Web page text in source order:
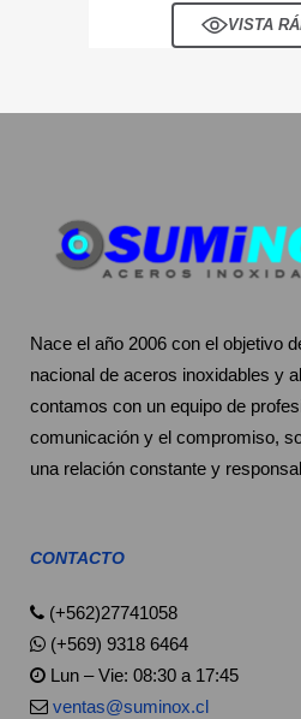
VISTA
Nace el año 2006 con el objetivo
nacional de aceros inoxidables y
contamos con un equipo de
comunicación y el compromiso,
una relación constante y
CONTACTO
(+562)27741058
(+569) 9318 6464
Lun – Vie: 08:30 a 17:45
ventas@suminox.cl